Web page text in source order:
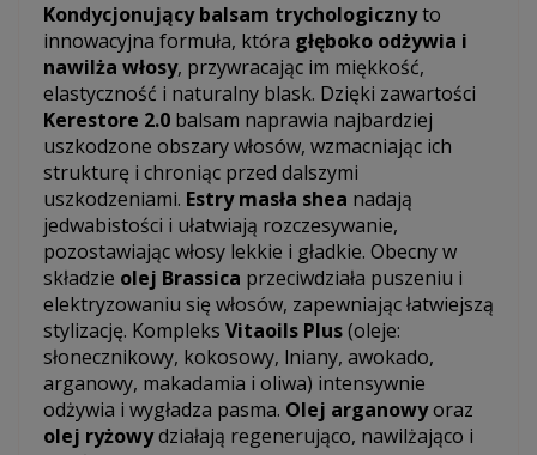
Kondycjonujący balsam trychologicznyto
innowacyjna formuła, która głęboko odżywia i
nawilża włosy, przywracając im miękkość,
elastyczność i naturalny blask. Dzięki zawartości
Kerestore 2.0 balsam naprawia najbardziej
uszkodzone obszary włosów, wzmacniając ich
strukturę i chroniąc przed dalszymi
uszkodzeniami. Estry masła shea nadają
jedwabistości i ułatwiają rozczesywanie,
pozostawiając włosy lekkie i gładkie. Obecny w
składzie olej Brassica przeciwdziała puszeniu i
elektryzowaniu się włosów, zapewniając łatwiejszą
stylizację. Kompleks Vitaoils Plus(oleje:
słonecznikowy, kokosowy, lniany, awokado,
arganowy, makadamia i oliwa) intensywnie
odżywia i wygładza pasma. Olej arganowyoraz
olej ryżowydziałają regenerująco, nawilżająco i